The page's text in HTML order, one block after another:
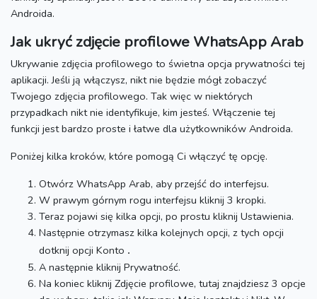
Androida.
Jak ukryć zdjęcie profilowe WhatsApp Arab
Ukrywanie zdjęcia profilowego to świetna opcja prywatności tej
aplikacji.Jeśli ją włączysz, nikt nie będzie mógł zobaczyć
Twojego zdjęcia profilowego. Tak więc w niektórych
przypadkach nikt nie identyfikuje, kim jesteś. Włączenie tej
funkcji jest bardzo proste i łatwe dla użytkowników Androida.
Poniżej kilka kroków, które pomogą Ci włączyć tę opcję.
Otwórz WhatsApp Arab, aby przejść do interfejsu.
W prawym górnym rogu interfejsu kliknij 3 kropki.
Teraz pojawi się kilka opcji, po prostu kliknij Ustawienia.
Następnie otrzymasz kilka kolejnych opcji, z tych opcji
dotknij opcji Konto .
A następnie kliknij Prywatność.
Na koniec kliknij Zdjęcie profilowe, tutaj znajdziesz 3 opcje